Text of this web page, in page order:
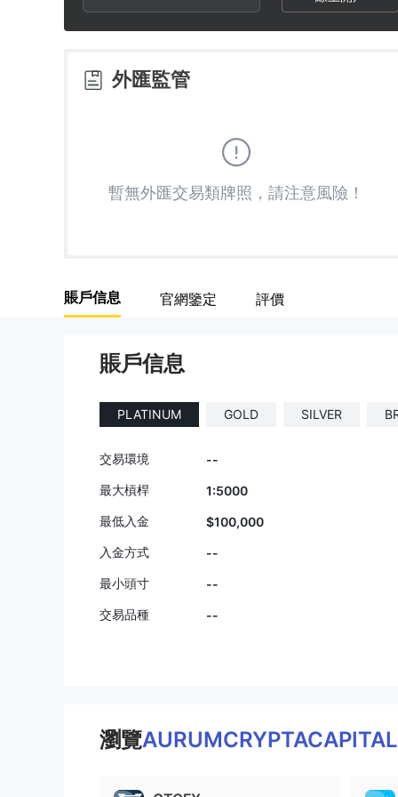
2
3
5
7
8
9
96
7
9
外匯監管
暫無外匯交易類牌照，請注意風險！
賬戶信息 官網鑒定 評價
賬戶信息
PLATINUM GOLD SILVER
交易環境
--
最大槓桿
1:5000
最低入金
$100,000
入金方式
--
最小頭寸
--
交易品種
--
瀏覽